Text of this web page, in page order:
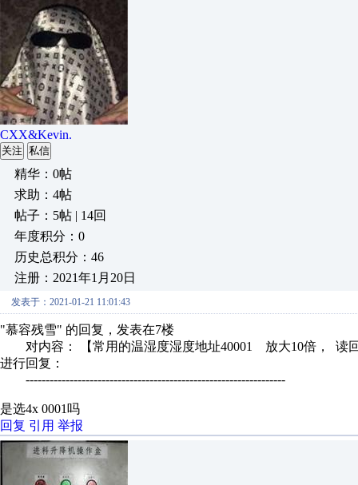
CXX&Kevin.
关注 私信
精华：0帖
求助：4帖
帖子：5帖 | 14回
年度积分：0
历史总积分：46
注册：2021年1月20日
发表于：2021-01-21 11:01:43
"慕容残雪" 的回复，发表在7楼
对内容： 【常用的温湿度湿度地址40001 放大10倍，
进行回复：
-----------------------------------------------------------------
是选4x 0001吗
回复 引用 举报